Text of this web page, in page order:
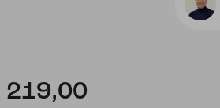
219,00